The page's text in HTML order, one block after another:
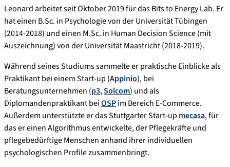
Leonard arbeitet seit Oktober 2019 für das Bits to Energy Lab. Er
hat einen B.Sc. in Psychologie von der Universität Tübingen
(2014-2018) und einen M.Sc. in Human Decision Science (mit
Auszeichnung) von der Universität Maastricht (2018-2019).
Während seines Studiums sammelte er praktische Einblicke als
Praktikant bei einem Start-up (Appinio), bei
Beratungsunternehmen (p3,Solcom) und als
Diplomandenpraktikant beiOSPim Bereich E-Commerce.
Außerdem unterstützte er das Stuttgarter Start-up mecasa, für
das er einen Algorithmus entwickelte, der Pflegekräfte und
pflegebedürftige Menschen anhand ihrer individuellen
psychologischen Profile zusammenbringt.